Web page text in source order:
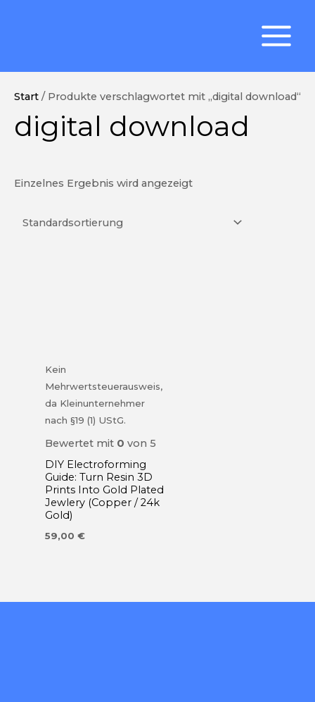
MENU
Start / Produkte verschlagwortet mit „digital download“
digital download
Einzelnes Ergebnis wird angezeigt
Kein
Mehrwertsteuerausweis,
da Kleinunternehmer
nach §19 (1) UStG.
Bewertet mit 0 von 5
DIY Electroforming
Guide: Turn Resin 3D
Prints Into Gold Plated
Jewlery (Copper / 24k
Gold)
59,00 €